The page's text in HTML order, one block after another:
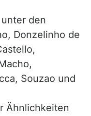
den
Donzelinho de
Souzao und
Ähnlichkeiten